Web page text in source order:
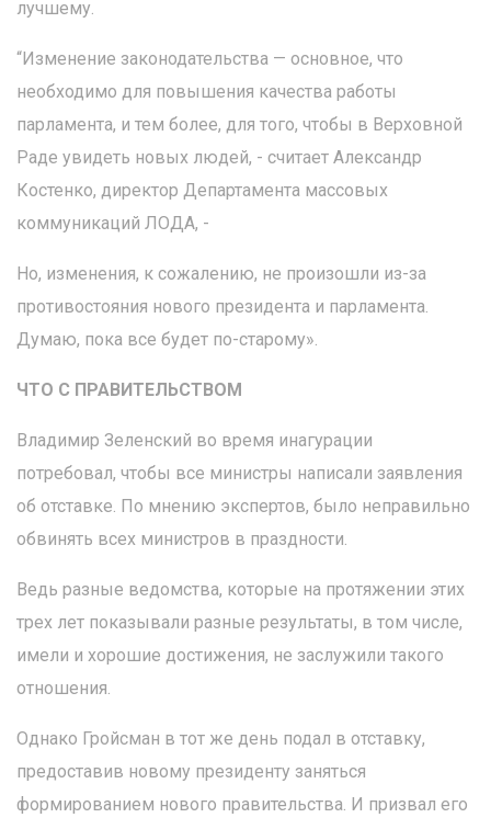
лучшему.
“Изменение законодательства — основное, что
необходимо для повышения качества работы
парламента, и тем более, для того, чтобы в Верховной
Раде увидеть новых людей, - считает Александр
Костенко, директор Департамента массовых
коммуникаций ЛОДА, -
Но, изменения, к сожалению, не произошли из-за
противостояния нового президента и парламента.
Думаю, пока все будет по-старому».
ЧТО С ПРАВИТЕЛЬСТВОМ
Владимир Зеленский во время инагурации
потребовал, чтобы все министры написали заявления
об отставке. По мнению экспертов, было неправильно
обвинять всех министров в праздности.
Ведь разные ведомства, которые на протяжении этих
трех лет показывали разные результаты, в том числе,
имели и хорошие достижения, не заслужили такого
отношения.
Однако Гройсман в тот же день подал в отставку,
предоставив новому президенту заняться
формированием нового правительства. И призвал его